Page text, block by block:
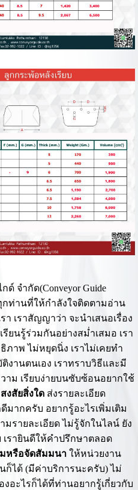
จำกัด(Conveyor Guide
ท่านที่ให้กำลังใจติดตามอ่าน
เราสัญญาว่า จะนำเสนอเรื่อง
ยนรู้ร่วมกันอย่างสม่ำเสมอ เรา
าพ ไม่หยุดนิ่ง เราไม่เคยทำ
งานตนเอง เราทราบวิธีและมี
าม เรียบง่ายบนซับซ้อนอยากใช้
สงสัยสิ่งใด ส่งรายละเอียด
มากครับ อยากรู้อะไรเพิ่มเติม
รายละเอียด ไม่รู้จักในไลน์ ยัง
เรายินดีให้คำปรึกษาตลอด
มหรือจัดสัมมนา ให้หน่วยงาน
ก็ได้ (มีค่าบริการนะครับ) ไม่
งอะไรก็ได้ที่ท่านอยากรู้เกี่ยวกับ